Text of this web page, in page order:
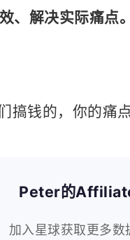
、解决实际痛点
搞钱的，你的痛
Peter的
加入星球获取更多数